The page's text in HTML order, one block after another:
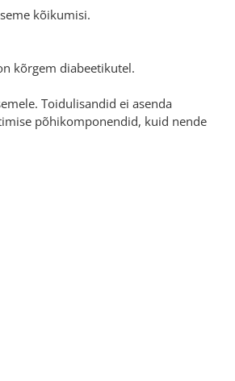
kõikumisi.
kõrgem diabeetikutel.
Toidulisandid ei asenda
põhikomponendid, kuid nende